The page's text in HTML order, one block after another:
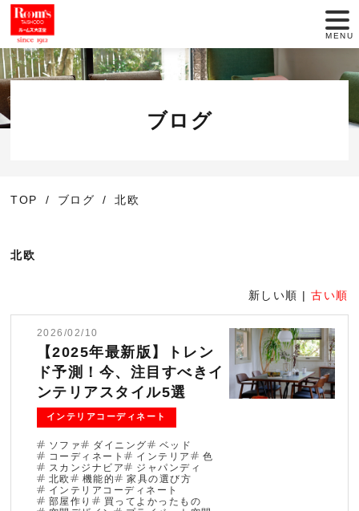
住まいのリフォー
ム
店舗一覧
動画でインテリア
大正堂のこだわり
お役立ち情報
ブログ
法人のお客様へ
MENU
ブログ
TOP ブログ 北欧
北欧
新しい順 |古い順
2026/02/10
【2025年最新版】トレン
ド予測！今、注目すべきイ
ンテリアスタイル5選
インテリアコーディネート
ソファ ダイニング
ベッド
コーディネート
インテリア
色
スカンジナビア
ジャパンディ
北欧
機能的
家具の選び方
インテリアコーディネート
部屋作り
買ってよかったもの